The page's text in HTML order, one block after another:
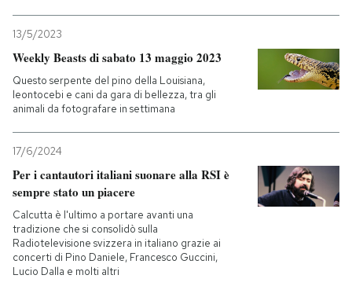
13/5/2023
Weekly Beasts di sabato 13 maggio 2023
Questo serpente del pino della Louisiana,
leontocebi e cani da gara di bellezza, tra gli
animali da fotografare in settimana
17/6/2024
Per i cantautori italiani suonare alla RSI è
sempre stato un piacere
Calcutta è l'ultimo a portare avanti una
tradizione che si consolidò sulla
Radiotelevisione svizzera in italiano grazie ai
concerti di Pino Daniele, Francesco Guccini,
Lucio Dalla e molti altri